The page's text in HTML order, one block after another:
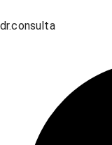
dr.consulta